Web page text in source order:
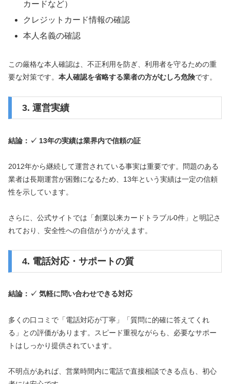
カードなど）
クレジットカード情報の確認
本人名義の確認
この厳格な本人確認は、不正利用を防ぎ、利用者を守るための重
要な対策です。 本人確認を省略する業者の方がむしろ危険です。
3. 運営実績
結論：✓ 13年の実績は業界内で信頼の証
2012年から継続して運営されている事実は重要です。問題のある
業者は長期運営が困難になるため、13年という実績は一定の信頼
性を示しています。
さらに、公式サイトでは「創業以来カードトラブル0件」と明記さ
れており、安全性への自信がうかがえます。
4. 電話対応・サポートの質
結論：✓ 気軽に問い合わせできる対応
多くの口コミで「電話対応が丁寧」「質問に的確に答えてくれ
る」との評価があります。スピード重視ながらも、必要なサポー
トはしっかり提供されています。
不明点があれば、営業時間内に電話で直接相談できる点も、初心